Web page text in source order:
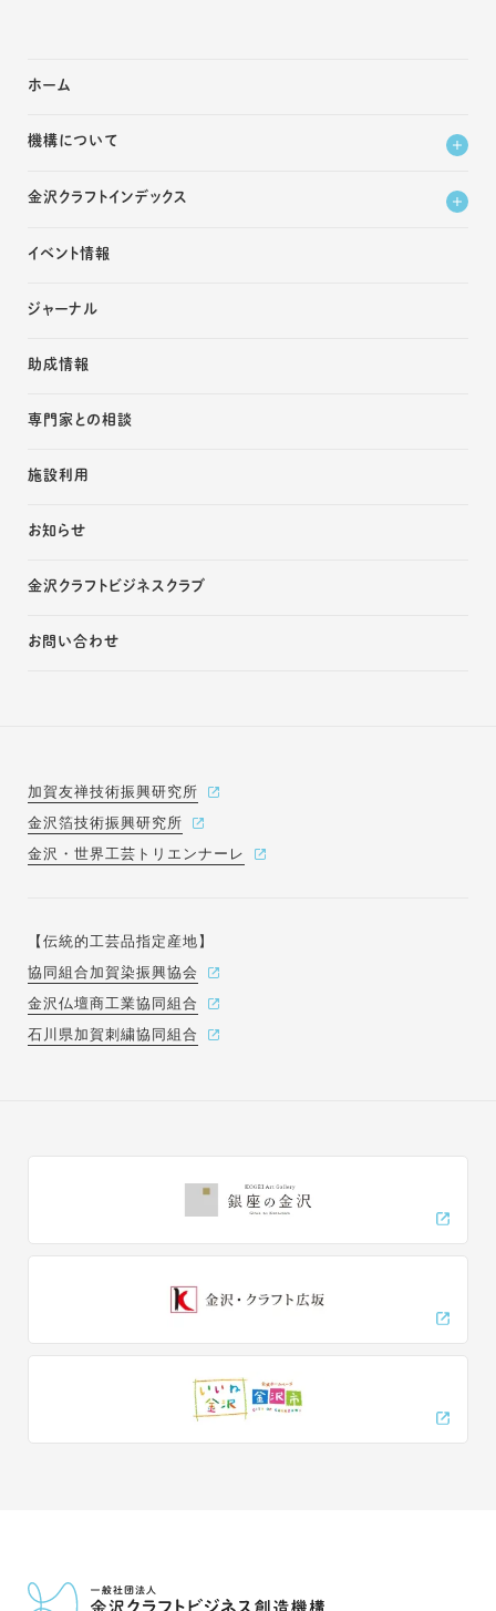
ホーム
機構について
金沢クラフトインデックス
イベント情報
ジャーナル
助成情報
専門家との相談
施設利用
お知らせ
金沢クラフトビジネスクラブ
お問い合わせ
加賀友禅技術振興研究所
金沢箔技術振興研究所
金沢・世界工芸トリエンナーレ
【伝統的工芸品指定産地】
協同組合加賀染振興協会
金沢仏壇商工業協同組合
石川県加賀刺繍協同組合